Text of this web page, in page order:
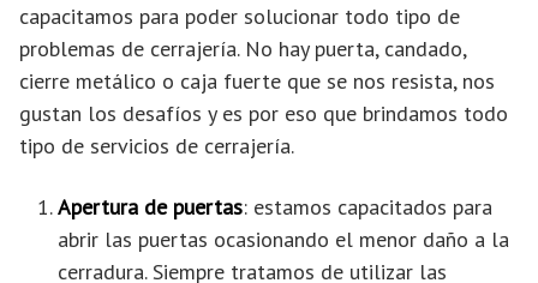
capacitamos para poder solucionar todo tipo de
problemas de cerrajería. No hay puerta, candado,
cierre metálico o caja fuerte que se nos resista, nos
gustan los desafíos y es por eso que brindamos todo
tipo de servicios de cerrajería.
Apertura de puertas: estamos capacitados para
abrir las puertas ocasionando el menor daño a la
cerradura. Siempre tratamos de utilizar las